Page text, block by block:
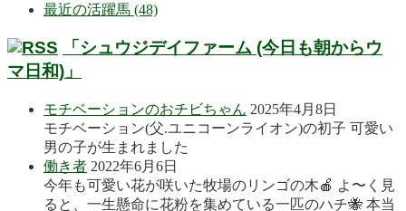
最近の活躍馬 (48)
「シュウジデイファーム (今日も朝からウ
マ日和)」
モチベーションのおチビちゃん 2025年4月8日
モチベーション(父.ユニコーンライオン)の初子 可愛い
男の子が生まれました
働き者 2022年6月6日
今年も可愛い花が咲いた牧場のリンゴの木🍎 よ〜く見
ると、一生懸命に花粉を集めている一匹のハチ🐝 本当